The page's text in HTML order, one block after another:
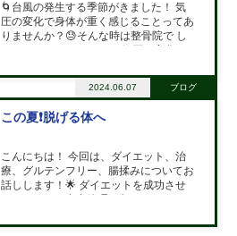
🌀台風の発生する季節がきました！ 気
圧の変化で身体が重く感じることってあ
りませんか？😓そんな時は整骨院で し
えることがあります。 その結果、身体
が重く感じたり、疲れやすくなったりす
2024.06.07 ブログ
この夏❗️脱げる体へ
こんにちは！ 今回は、ダイエット、治
療、グルテンフリー、腸揉みについてお
話しします！🌟 ダイエットを成功させ
摂取することも大切です♪ そのために、